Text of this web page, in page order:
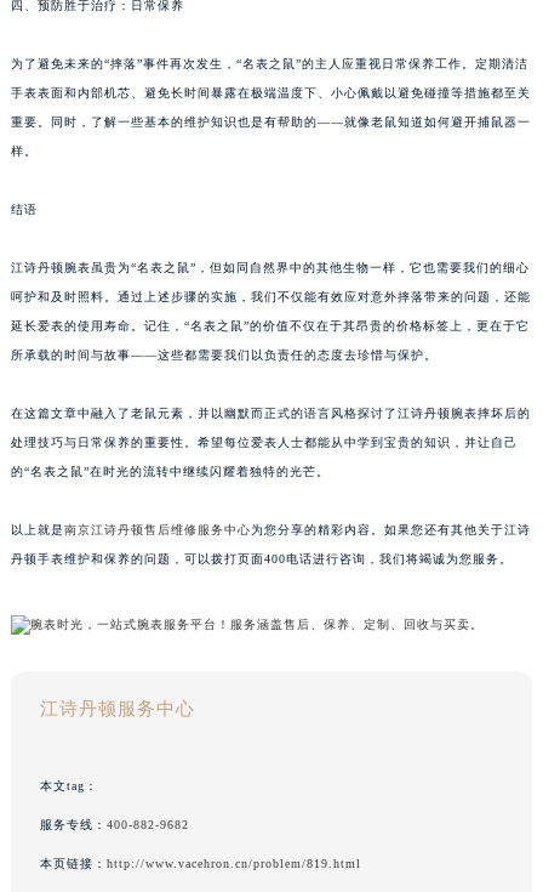
四、预防胜于治疗：日常保养
为了避免未来的“摔落”事件再次发生，“名表之鼠”的主人应重视日常保养工作。定期清洁
手表表面和内部机芯、避免长时间暴露在极端温度下、小心佩戴以避免碰撞等措施都至关
重要。同时，了解一些基本的维护知识也是有帮助的——就像老鼠知道如何避开捕鼠器一
样。
结语
江诗丹顿腕表虽贵为“名表之鼠”，但如同自然界中的其他生物一样，它也需要我们的细心
呵护和及时照料。通过上述步骤的实施，我们不仅能有效应对意外摔落带来的问题，还能
延长爱表的使用寿命。记住，“名表之鼠”的价值不仅在于其昂贵的价格标签上，更在于它
所承载的时间与故事——这些都需要我们以负责任的态度去珍惜与保护。
在这篇文章中融入了老鼠元素，并以幽默而正式的语言风格探讨了江诗丹顿腕表摔坏后的
处理技巧与日常保养的重要性。希望每位爱表人士都能从中学到宝贵的知识，并让自己
的“名表之鼠”在时光的流转中继续闪耀着独特的光芒。
以上就是南京江诗丹顿售后维修服务中心为您分享的精彩内容。如果您还有其他关于江诗
丹顿手表维护和保养的问题，可以拨打页面400电话进行咨询，我们将竭诚为您服务。
江诗丹顿服务中心
本文tag：
服务专线： 400-882-9682
本页链接： http://www.vacehron.cn/problem/819.html